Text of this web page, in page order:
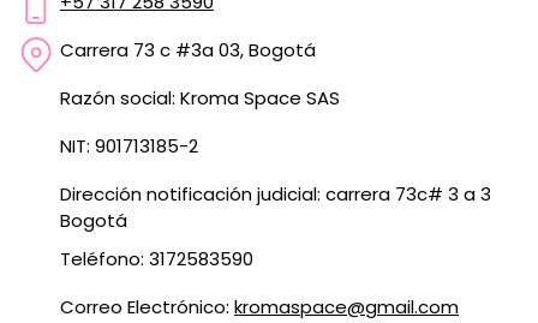
Carrera 73 c #3a 03, Bogotá
Razón social: Kroma Space SAS
NIT: 901713185-2
Dirección notificación judicial: carrera 73c# 3 a 3
Bogotá
Teléfono: 3172583590
Correo Electrónico: kromaspace@gmail.com